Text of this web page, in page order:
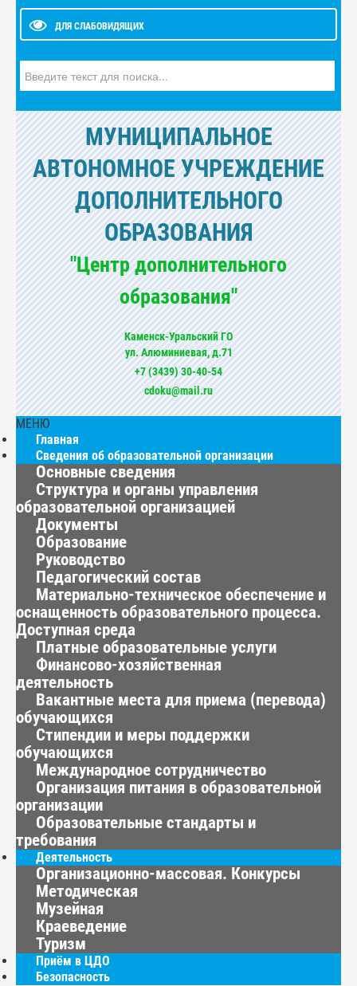
ДЛЯ СЛАБОВИДЯЩИХ
МУНИЦИПАЛЬНОЕ
АВТОНОМНОЕ УЧРЕЖДЕНИЕ
ДОПОЛНИТЕЛЬНОГО
ОБРАЗОВАНИЯ
"Центр дополнительного
образования"
Каменск-Уральский ГО
ул. Алюминиевая, д.71
+7 (3439) 30-40-54
cdoku@mail.ru
МЕНЮ
Главная
Сведения об образовательной организации
Основные сведения
Структура и органы управления
образовательной организацией
Документы
Образование
Руководство
Педагогический состав
Материально-техническое обеспечение и
оснащенность образовательного процесса.
Доступная среда
Платные образовательные услуги
Финансово-хозяйственная
деятельность
Вакантные места для приема (перевода)
обучающихся
Стипендии и меры поддержки
обучающихся
Международное сотрудничество
Организация питания в образовательной
организации
Образовательные стандарты и
требования
Деятельность
Организационно-массовая. Конкурсы
Методическая
Музейная
Краеведение
Туризм
Приём в ЦДО
Безопасность